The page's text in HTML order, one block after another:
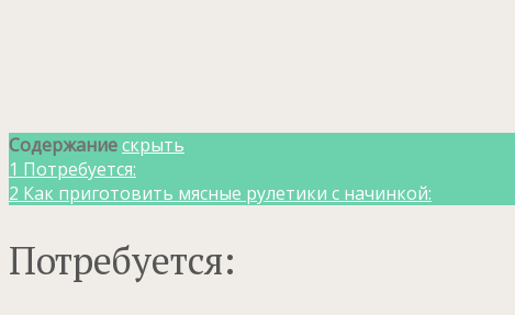
Содержаниескрыть
1 Потребуется:
2 Как приготовить мясные рулетики с начинкой:
Потребуется: